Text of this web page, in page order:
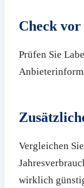
Check vor
Prüfen Sie
Vergleichen
wirklich